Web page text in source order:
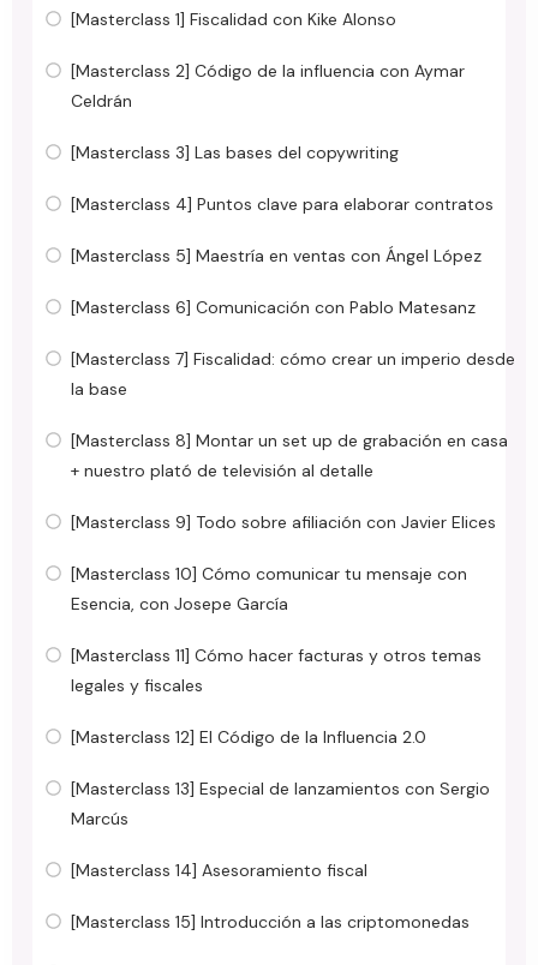
[Masterclass 1] Fiscalidad con Kike Alonso
[Masterclass 2] Código de la influencia con Aymar
Celdrán
[Masterclass 3] Las bases del copywriting
[Masterclass 4] Puntos clave para elaborar contratos
[Masterclass 5] Maestría en ventas con Ángel López
[Masterclass 6] Comunicación con Pablo Matesanz
[Masterclass 7] Fiscalidad: cómo crear un imperio desde
la base
[Masterclass 8] Montar un set up de grabación en casa
+ nuestro plató de televisión al detalle
[Masterclass 9] Todo sobre afiliación con Javier Elices
[Masterclass 10] Cómo comunicar tu mensaje con
Esencia, con Josepe García
[Masterclass 11] Cómo hacer facturas y otros temas
legales y fiscales
[Masterclass 12] El Código de la Influencia 2.0
[Masterclass 13] Especial de lanzamientos con Sergio
Marcús
[Masterclass 14] Asesoramiento fiscal
[Masterclass 15] Introducción a las criptomonedas